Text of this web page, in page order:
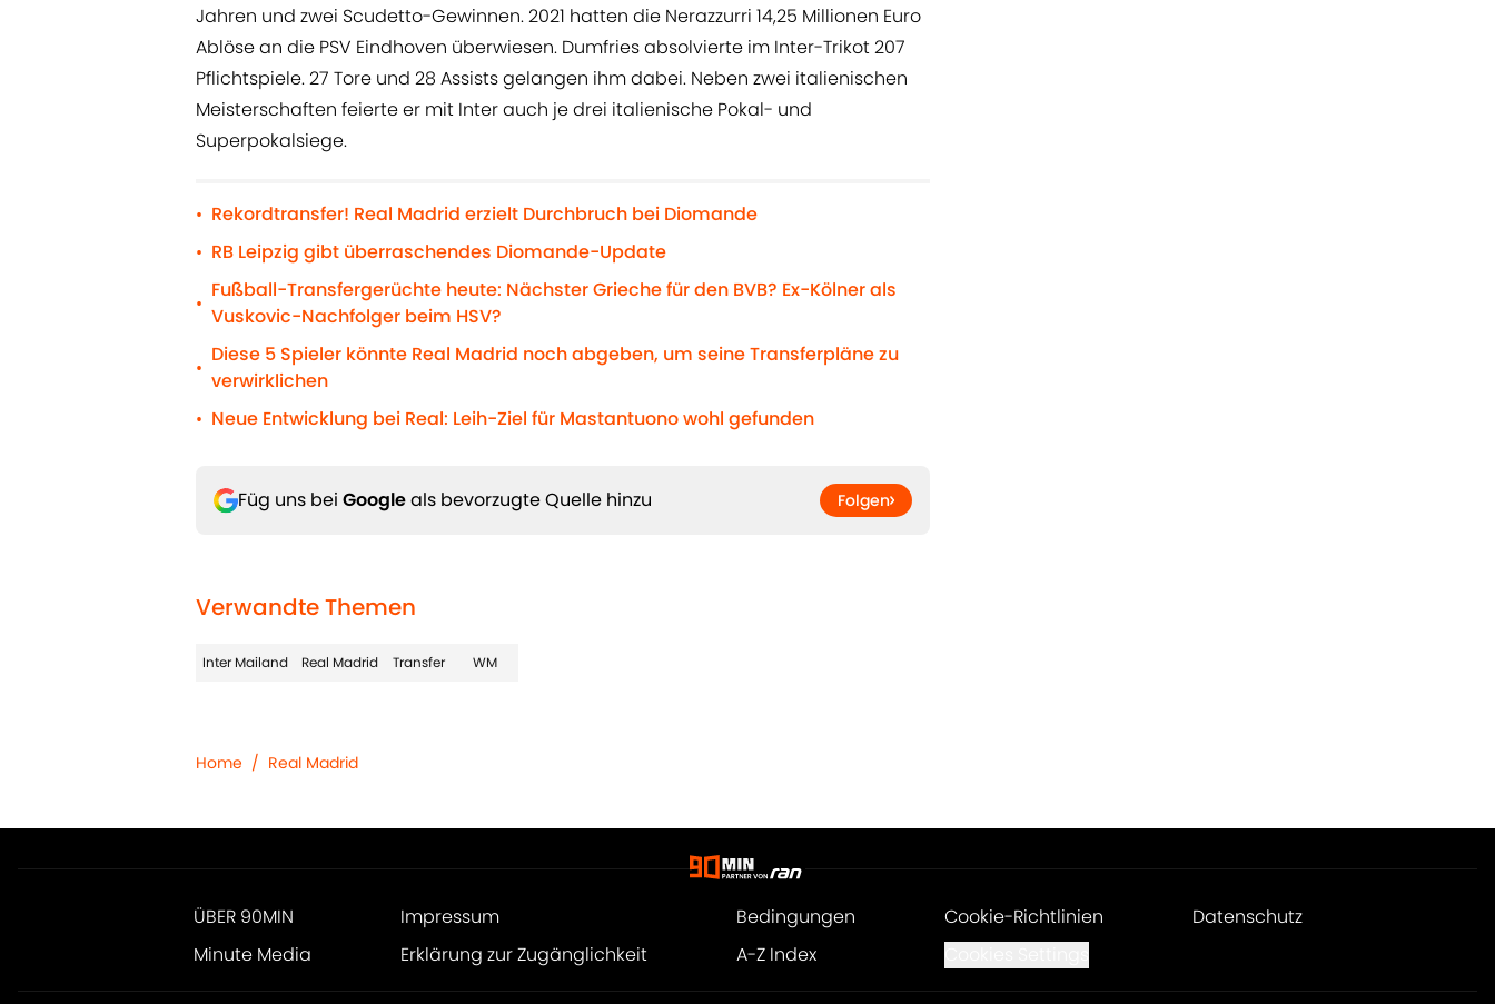
Jahren und zwei Scudetto-Gewinnen. 2021 hatten die Nerazzurri 14,25 Millionen Euro
Ablöse an die PSV Eindhoven überwiesen. Dumfries absolvierte im Inter-Trikot 207
Pflichtspiele. 27 Tore und 28 Assists gelangen ihm dabei. Neben zwei italienischen
Meisterschaften feierte er mit Inter auch je drei italienische Pokal- und
Superpokalsiege.
• Rekordtransfer! Real Madrid erzielt Durchbruch bei Diomande
• RB Leipzig gibt überraschendes Diomande-Update
•
Fußball-Transfergerüchte heute: Nächster Grieche für den BVB? Ex-Kölner als
Vuskovic-Nachfolger beim HSV?
•
Diese 5 Spieler könnte Real Madrid noch abgeben, um seine Transferpläne zu
verwirklichen
• Neue Entwicklung bei Real: Leih-Ziel für Mastantuono wohl gefunden
Füg uns bei Googleals bevorzugte Quelle hinzu Folgen
Verwandte Themen
Inter Mailand Real Madrid Transfer WM
Home / Real Madrid
ÜBER 90MIN Impressum Bedingungen Cookie-Richtlinien
Datenschutz
Minute Media
Erklärung zur Zugänglichkeit A-Z Index